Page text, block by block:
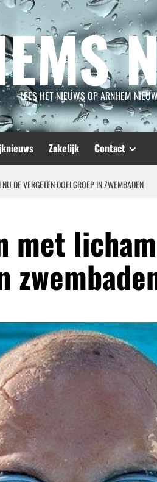
LEES HET NIEUWS OP ARNHEM
Zakelijk Contact
DE VERGETEN DOELGROEP IN ZWEMBADEN
met